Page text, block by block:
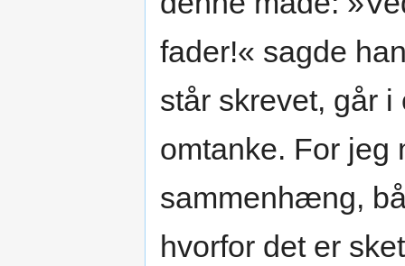
fader!« sagde
står skrevet, går
omtanke. For jeg
sammenhæng,
hvorfor det er